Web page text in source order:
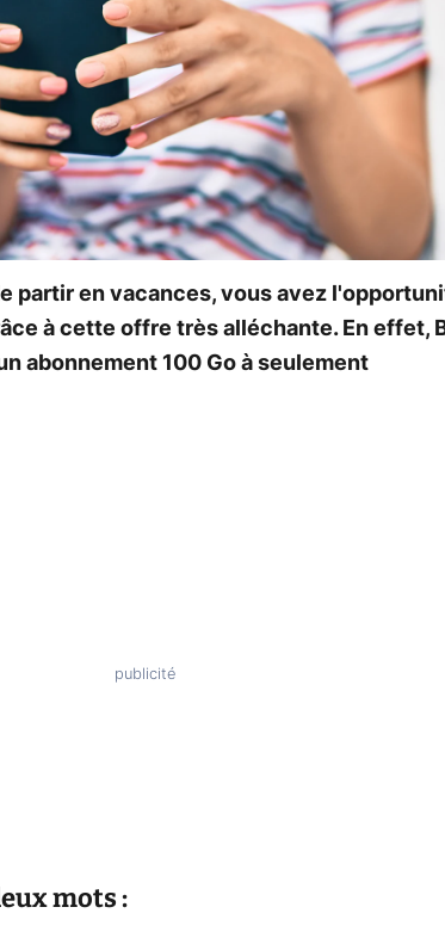
partir en vacances, vous avez
à cette offre très alléchante. En effet,
abonnement 100 Go à seulement
mots :